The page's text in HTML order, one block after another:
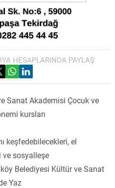
HESAPLARINDA PAYLAŞ
Sanat Akademisi Çocuk ve
kursları
keşfedebilecekleri, el
ve sosyalleşe
Belediyesi Kültür ve Sanat
Yaz